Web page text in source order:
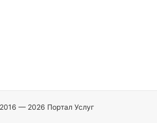
— 2026 Портал Услуг